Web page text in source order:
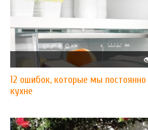
12 ошибок, которые мы
кухне